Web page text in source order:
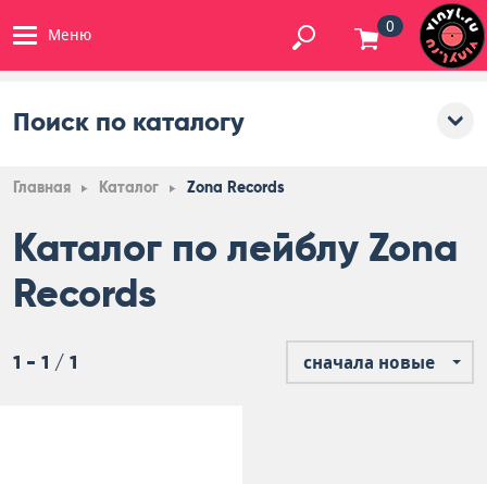
Меню 0
Поиск по каталогу
Главная Каталог Zona Records
Каталог по лейблу Zona
Records
1 - 1 / 1 сначала новые